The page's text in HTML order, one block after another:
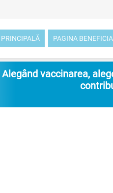
PRINCIPALĂ PAGINA
Alegând vaccinarea,